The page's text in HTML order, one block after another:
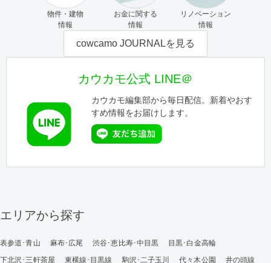
物件・建物
情報
お金に関する
情報
リノベーション
情報
cowcamo JOURNALを見る
カウカモ公式 LINE＠
カウカモ編集部から毎日配信。新着やおす
すめ情報をお届けします。
エリアから探す
表参道･青山 麻布･広尾 渋谷･恵比寿･中目黒
目黒･白金高輪
下北沢･三軒茶屋
東横線･目黒線 駒沢･二子玉川 代々木公園
井の頭線